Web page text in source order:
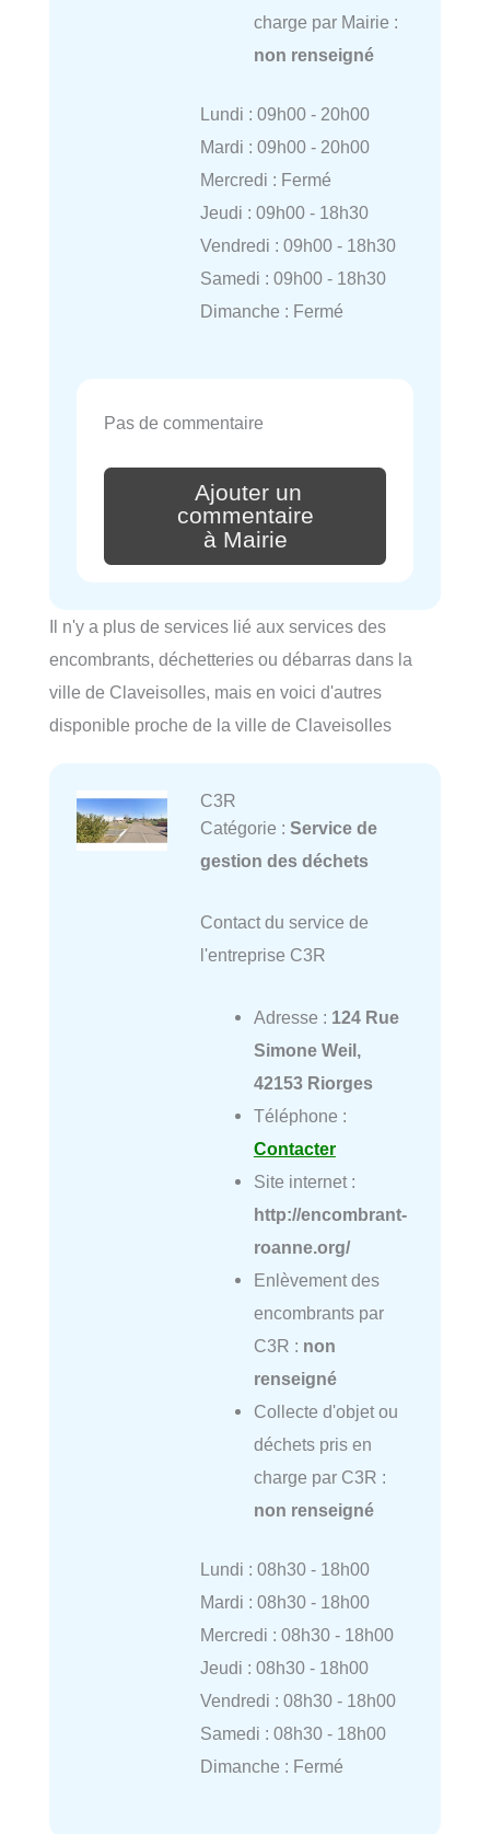
charge par Mairie :
non renseigné
Lundi : 09h00 - 20h00
Mardi : 09h00 - 20h00
Mercredi : Fermé
Jeudi : 09h00 - 18h30
Vendredi : 09h00 - 18h30
Samedi : 09h00 - 18h30
Dimanche : Fermé
Pas de commentaire
Ajouter un
commentaire
à Mairie
Il n'y a plus de services lié aux services des
encombrants, déchetteries ou débarras dans la
ville de Claveisolles, mais en voici d'autres
disponible proche de la ville de Claveisolles
C3R
Catégorie : Service de
gestion des déchets
Contact du service de
l'entreprise C3R
Adresse : 124 Rue
Simone Weil,
42153 Riorges
Téléphone :
Contacter
Site internet :
http://encombrant-
roanne.org/
Enlèvement des
encombrants par
C3R : non
renseigné
Collecte d'objet ou
déchets pris en
charge par C3R :
non renseigné
Lundi : 08h30 - 18h00
Mardi : 08h30 - 18h00
Mercredi : 08h30 - 18h00
Jeudi : 08h30 - 18h00
Vendredi : 08h30 - 18h00
Samedi : 08h30 - 18h00
Dimanche : Fermé